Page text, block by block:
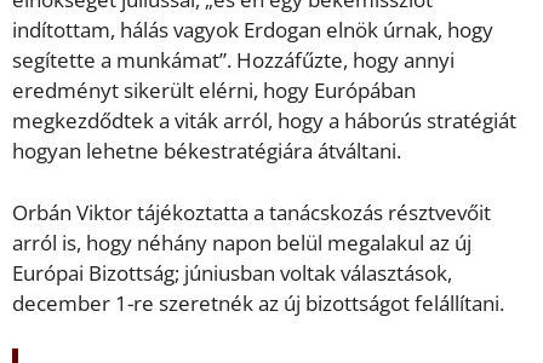
indítottam, hálás vagyok Erdogan elnök úrnak, hogy
segítette a munkámat”. Hozzáfűzte, hogy annyi
eredményt sikerült elérni, hogy Európában
megkezdődtek a viták arról, hogy a háborús stratégiát
hogyan lehetne békestratégiára átváltani.
Orbán Viktor tájékoztatta a tanácskozás résztvevőit
arról is, hogy néhány napon belül megalakul az új
Európai Bizottság; júniusban voltak választások,
december 1-re szeretnék az új bizottságot felállítani.